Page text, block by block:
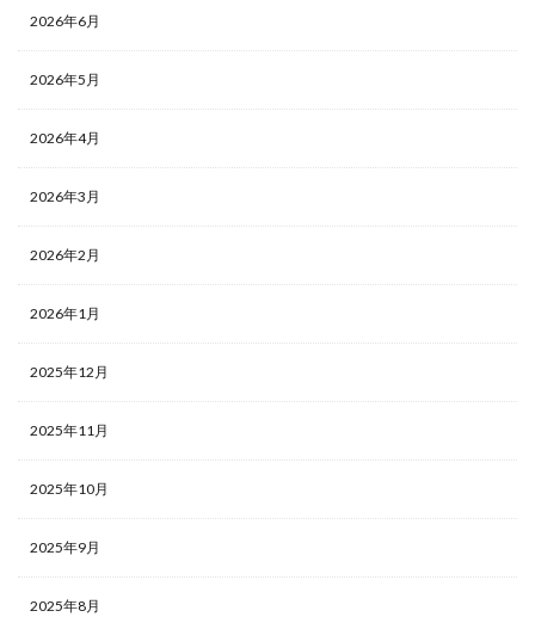
2026年6月
2026年5月
2026年4月
2026年3月
2026年2月
2026年1月
2025年12月
2025年11月
2025年10月
2025年9月
2025年8月